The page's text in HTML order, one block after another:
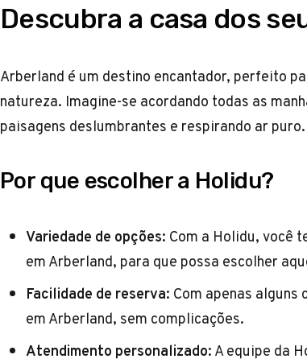
Descubra a casa dos
Arberland é um destino encantador, perfeito
natureza. Imagine-se acordando todas as
paisagens deslumbrantes e respirando ar
Por que escolher a Holidu?
Variedade de opções: Com a Holidu, você
em Arberland, para que possa escolher
Facilidade de reserva: Com apenas alguns
em Arberland, sem complicações.
Atendimento personalizado:A equipe da